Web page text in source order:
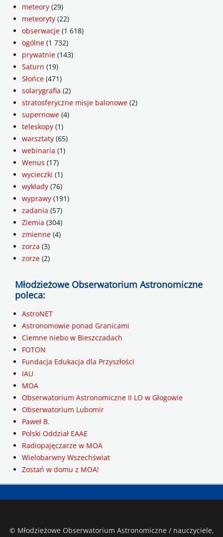
meteory (29)
meteoryty (22)
obserwacje (1 618)
ogólne (1 732)
prywatnie (143)
Saturn (19)
Słońce (471)
solarygrafia (2)
stratosferyczne misje balonowe (2)
supernowe (4)
teleskopy (1)
warsztaty (65)
webinaria (1)
Wenus (17)
wycieczki (1)
wykłady (76)
wyprawy (191)
zadania (57)
Ziemia (304)
zmienne (4)
zorza (3)
zorze (2)
Młodzieżowe Obserwatorium Astronomiczne
poleca:
AstroNET
Astronomowie ponad Granicami
Ciemne niebo w Bieszczadach
FOTON
Fundacja Edukacja dla Przyszłości
IAU
MOA
Obserwatorium Astronomiczne II LO w Głogowie
Obserwatorium Lubomir
Paweł B.
Polski Oddział EAAE
Radiopajęczarze w MOA
Wielobarwny Wszechświat
Zostań w domu z MOA!
© Młodzieżowe Obserwatorium Astronomiczne / nauczyciele,